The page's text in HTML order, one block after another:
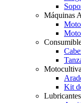
Máquinas
Kit
Lubricantes